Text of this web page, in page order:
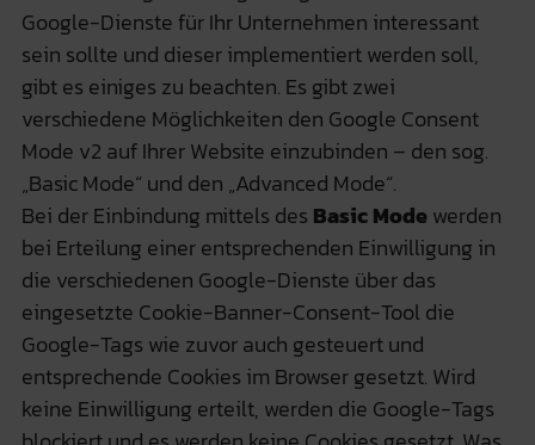
Google-Dienste für Ihr Unternehmen interessant
sein sollte und dieser implementiert werden soll,
gibt es einiges zu beachten. Es gibt zwei
verschiedene Möglichkeiten den Google Consent
Mode v2 auf Ihrer Website einzubinden – den sog.
„Basic Mode“ und den „Advanced Mode“.
Bei der Einbindung mittels des Basic Modewerden
bei Erteilung einer entsprechenden Einwilligung in
die verschiedenen Google-Dienste über das
eingesetzte Cookie-Banner-Consent-Tool die
Google-Tags wie zuvor auch gesteuert und
entsprechende Cookies im Browser gesetzt. Wird
keine Einwilligung erteilt, werden die Google-Tags